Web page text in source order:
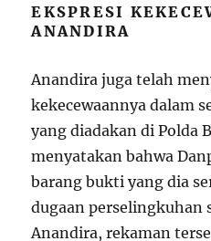
EKSPRESI
ANANDIRA
Anandira juga telah
kekecewaannya dalam
yang diadakan di Polda
menyatakan bahwa
barang bukti yang dia
dugaan perselingkuhan
Anandira, rekaman